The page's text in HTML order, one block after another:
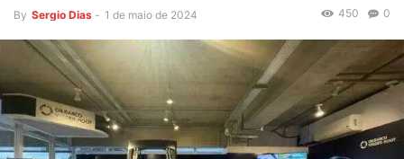
By Sergio Dias - 1 de maio de 2024 0
450